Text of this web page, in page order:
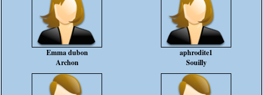
Emma dubon
Archon
aphrodite1
Souilly